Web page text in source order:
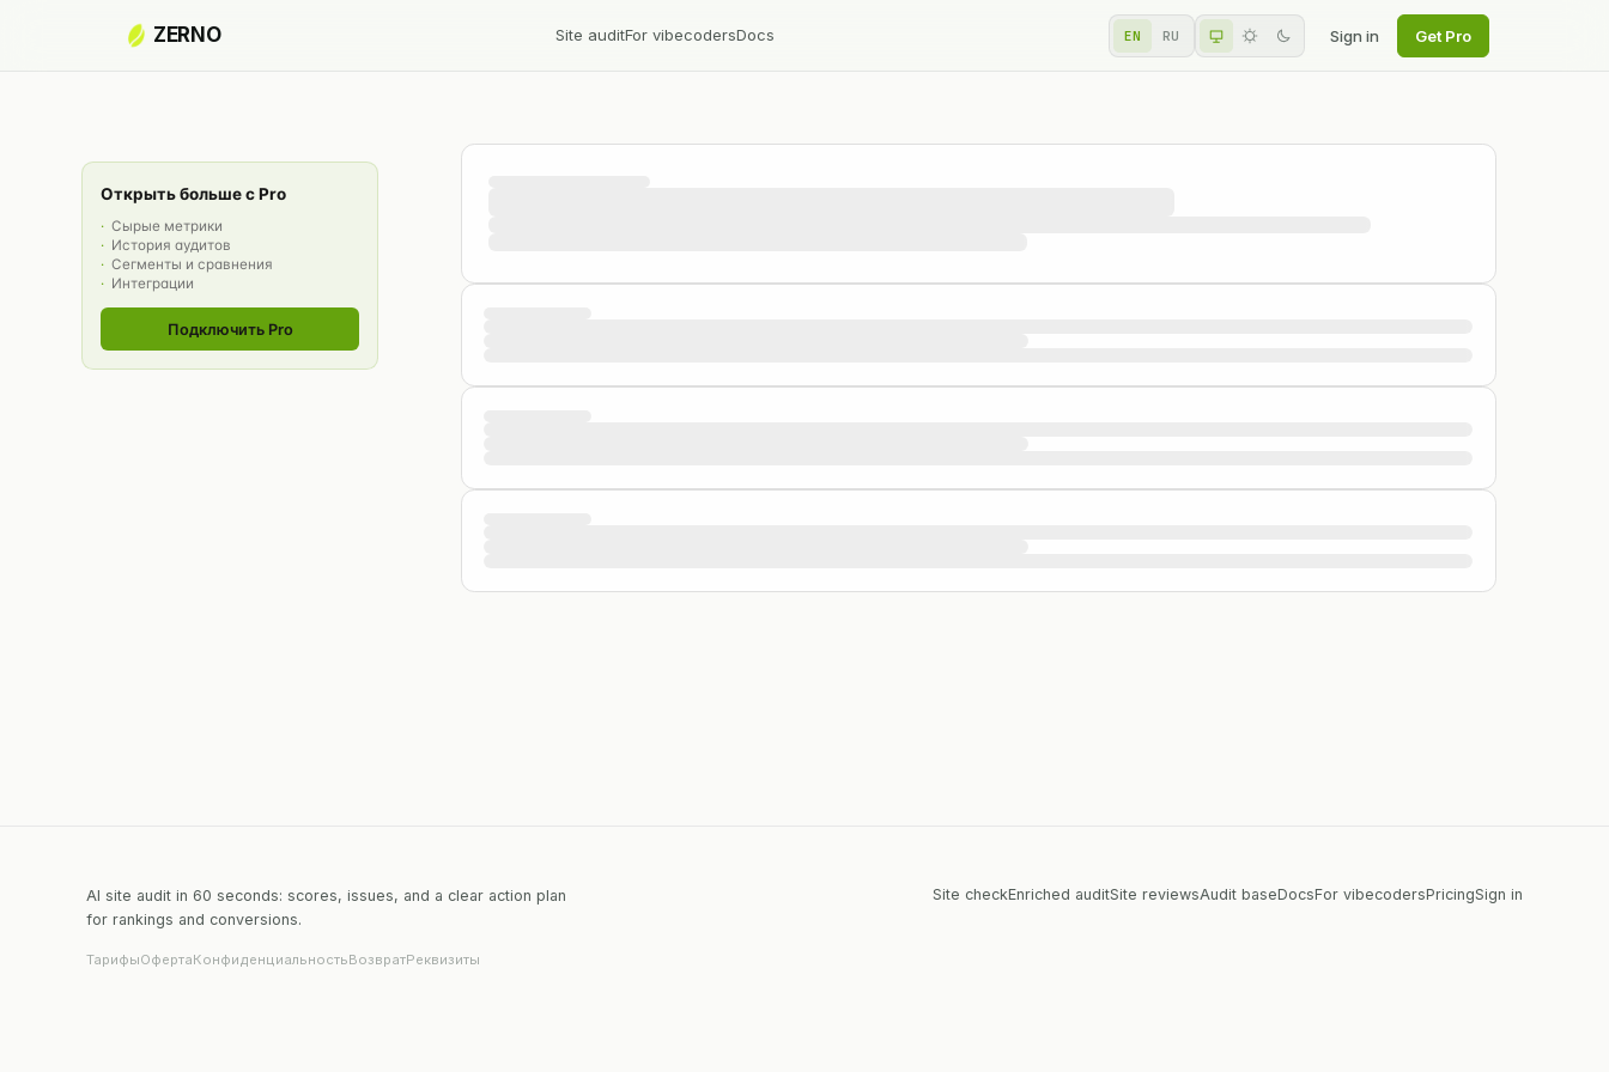
ZERNO Site auditFor vibecodersDocs EN RU Sign in Get Pro
Открыть больше с Pro
Сырые метрики
История аудитов
Сегменты и сравнения
Интеграции
Подключить Pro
Собираем аудит…
AI site audit in 60 seconds: scores, issues, and a clear action plan
for rankings and conversions.
Site checkEnriched auditSite reviewsAudit baseDocsFor vibecodersPricingSign in
ТарифыОфертаКонфиденциальностьВозвратРеквизиты